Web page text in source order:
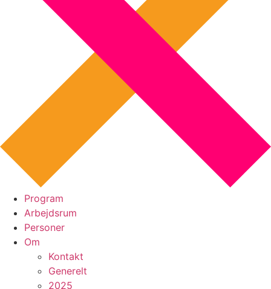
Program
Arbejdsrum
Personer
Om
Kontakt
Generelt
2025